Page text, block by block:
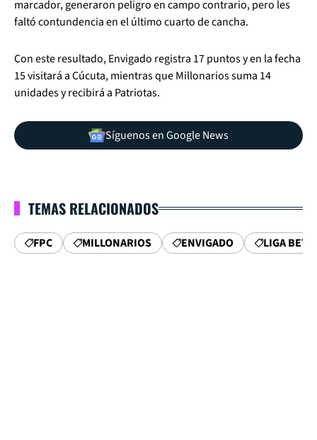
marcador, generaron peligro en campo contrario, pero les
faltó contundencia en el último cuarto de cancha.
Con este resultado, Envigado registra 17 puntos y en la fecha
15 visitará a Cúcuta, mientras que Millonarios suma 14
unidades y recibirá a Patriotas.
Síguenos en Google News
TEMAS RELACIONADOS
FPC MILLONARIOS ENVIGADO LIGA